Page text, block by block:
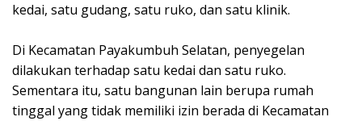
kedai, satu gudang, satu ruko, dan satu klinik.
Di Kecamatan Payakumbuh Selatan, penyegelan
dilakukan terhadap satu kedai dan satu ruko.
Sementara itu, satu bangunan lain berupa rumah
tinggal yang tidak memiliki izin berada di Kecamatan